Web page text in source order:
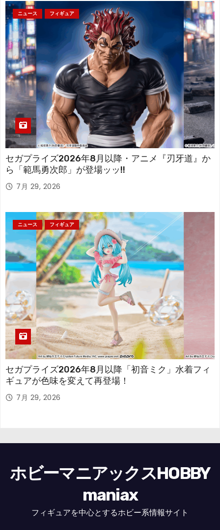
ニュース フィギュア
セガプライズ2026年8月以降・アニメ『刃牙道』か
ら「範馬勇次郎」が登場ッッ!!
7月 29, 2026
ニュース フィギュア
セガプライズ2026年8月以降「初音ミク」水着フィ
ギュアが色味を変えて再登場！
7月 29, 2026
ホビーマニアックスHOBBY
maniax
フィギュアを中心とするホビー系情報サイト